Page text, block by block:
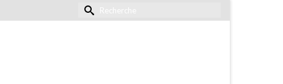
Rechercher :